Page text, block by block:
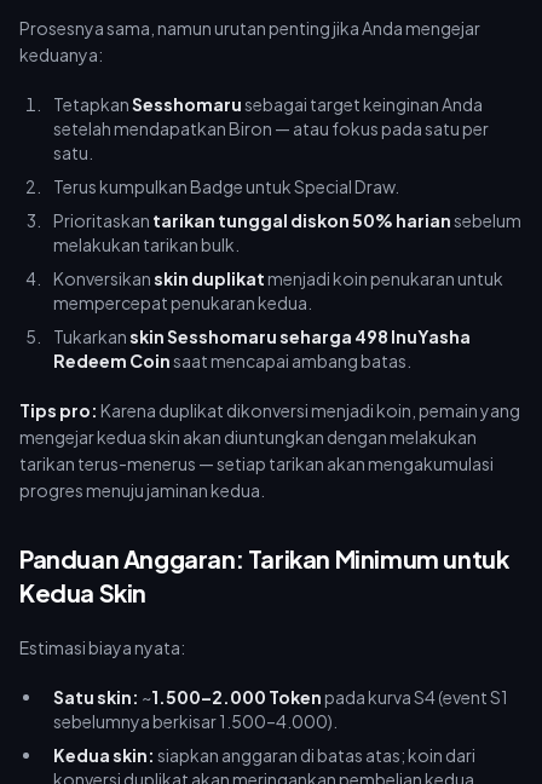
Prosesnya sama, namun urutan penting jika Anda mengejar
keduanya:
TetapkanSesshomarusebagai target keinginan Anda
setelah mendapatkan Biron — atau fokus pada satu per
satu.
Terus kumpulkan Badge untuk Special Draw.
Prioritaskan tarikan tunggal diskon 50% hariansebelum
melakukan tarikan bulk.
Konversikanskin duplikatmenjadi koin penukaran untuk
mempercepat penukaran kedua.
Tukarkanskin Sesshomaru seharga 498 InuYasha
Redeem Coinsaat mencapai ambang batas.
Tips pro: Karena duplikat dikonversi menjadi koin, pemain yang
mengejar kedua skin akan diuntungkan dengan melakukan
tarikan terus-menerus — setiap tarikan akan mengakumulasi
progres menuju jaminan kedua.
Panduan Anggaran: Tarikan Minimum untuk
Kedua Skin
Estimasi biaya nyata:
Satu skin: ~1.500–2.000 Tokenpada kurva S4 (event S1
sebelumnya berkisar 1.500–4.000).
Kedua skin: siapkan anggaran di batas atas; koin dari
konversi duplikat akan meringankan pembelian kedua.